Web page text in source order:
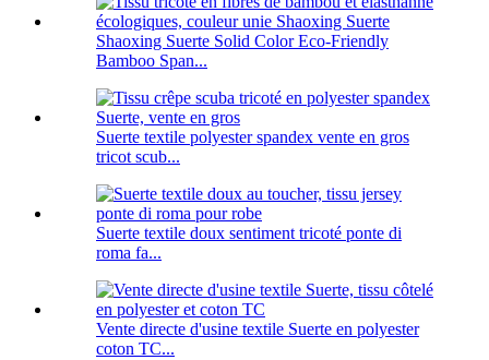
Shaoxing Suerte Solid Color Eco-Friendly
Bamboo Span...
Suerte textile polyester spandex vente en gros
tricot scub...
Suerte textile doux sentiment tricoté ponte di
roma fa...
Vente directe d'usine textile Suerte en polyester
coton TC...